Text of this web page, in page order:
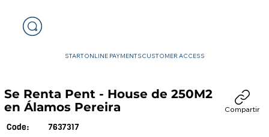
STARTONLINE PAYMENTSCUSTOMER ACCESS
Se Renta Pent - House de 250M2
en Álamos Pereira
Code: 7637317
Compartir